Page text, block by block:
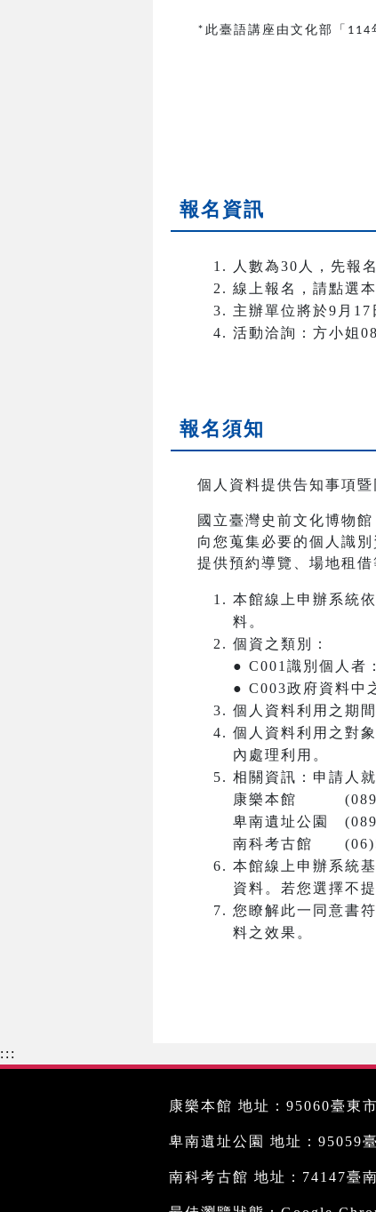
* 此臺語講座由文化部「 114
報名資訊
人數為30人，先報
線上報名，請點選
主辦單位將於9月17
活動洽詢：方小姐
報名須知
個人資料提供告知事項暨
國立臺灣史前文化博物
向您蒐集必要的個人識
提供預約導覽、場地租
本館線上申辦系統
料。
個資之類別：
● C001識別個人者
● C003政府資料中
個人資料利用之期
個人資料利用之對
內處理利用。
相關資訊：申請人
康樂本館
卑南遺址公園
南科考古館
本館線上申辦系統
資料。若您選擇不
您瞭解此一同意書
料之效果。
:::
康樂本館 地址：95060臺東
卑南遺址公園 地址：95059
南科考古館 地址：74147臺